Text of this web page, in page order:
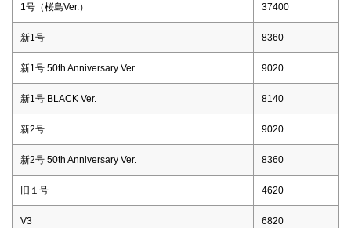
1号（桜島Ver.） 37400
新1号 8360
新1号 50th Anniversary Ver. 9020
新1号 BLACK Ver. 8140
新2号 9020
新2号 50th Anniversary Ver. 8360
旧１号 4620
V3 6820